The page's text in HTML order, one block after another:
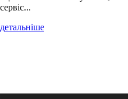
сервіс...
детальніше